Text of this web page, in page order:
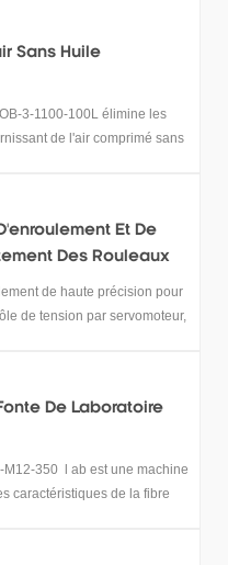
Sans Huile
3-1100-100L élimine les
de l'air comprimé sans
Et De
Des Rouleaux
Batteriede haute précision pour
de tension par servomoteur,
De Laboratoire
M12-350 l ab est une machine
caractéristiques de la fibre